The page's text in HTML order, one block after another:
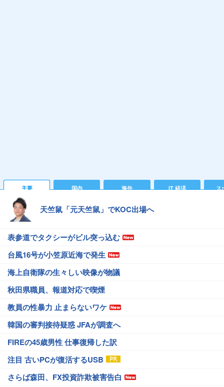
主要 国内 海外 IT 経済 ス
天竺鼠「元天竺鼠」でKOC出場へ
表参道でタクシーがビル突っ込む
台風16号が小笠原近海で発生
海上自衛隊の生々しい映像が物議
秋田県職員、報道対応で喫煙
教員の性暴力 止まらないワケ
韓国の審判接待疑惑 JFAが調査へ
FIREの45歳男性 仕事復帰した訳
注目 古いPCが復活するUSB
さらば森田、FX投資詐欺被害告白